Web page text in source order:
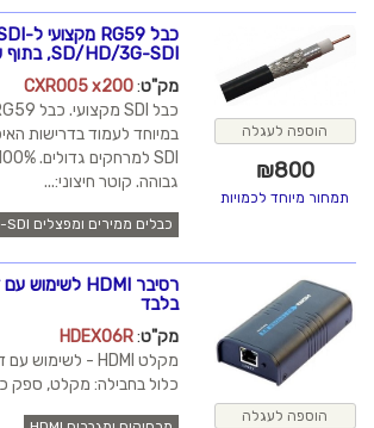
כבל RG59 מקצועי ל-SDI מתאים ל-
SD/HD/3G-SDI, בתוף של 200 מטר
CXR005 x200
כבל SDI מקצועי. כבל RG59 מקצועי, שיוצר
במיוחד לעמוד בדרישות האיכות לשידור בפורמט
SDI למרחקים גדולים. 100% נחושת ורמת סיכוך
גבוהה. קוטר חיצוני:...
רסיבר HDMI לשימוש עם דגם HDEX06
בלבד
מק"ט:
HDEX06R
מקלט HDMI - לשימוש עם דגם HDEX06 בלבד.
כלול בחבילה: מקלט, ספק כוח 5V.